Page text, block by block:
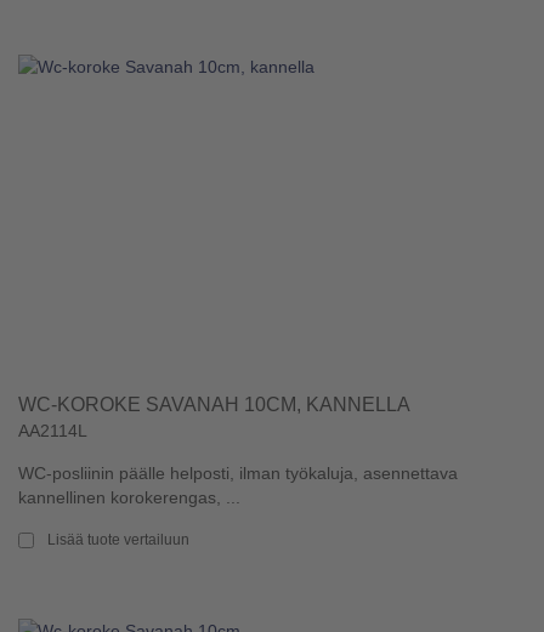
WC-KOROKE SAVANAH 10CM, KANNELLA
AA2114L
WC-posliinin päälle helposti, ilman työkaluja, asennettava
kannellinen korokerengas, ...
Lisää tuote vertailuun